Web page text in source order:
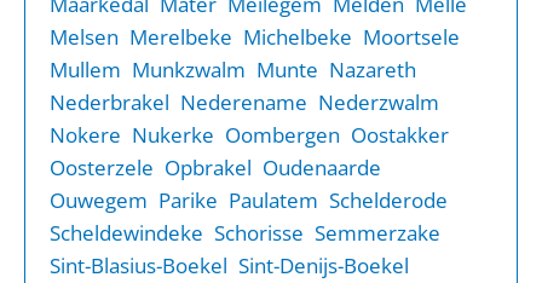
Melsen Merelbeke Michelbeke Moortsele
Mullem Munkzwalm Munte Nazareth
Nederbrakel Nederename Nederzwalm
Nokere Nukerke Oombergen Oostakker
Oosterzele Opbrakel Oudenaarde
Ouwegem Parike Paulatem Schelderode
Scheldewindeke Schorisse Semmerzake
Sint-Blasius-Boekel Sint-Denijs-Boekel